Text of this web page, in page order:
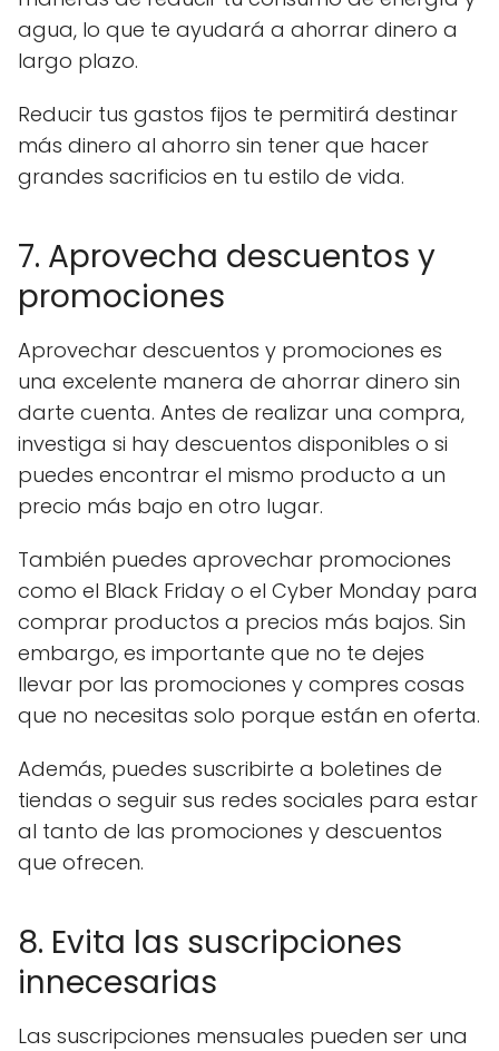
agua, lo que te ayudará a ahorrar dinero a
largo plazo.
Reducir tus gastos fijos te permitirá destinar
más dinero al ahorro sin tener que hacer
grandes sacrificios en tu estilo de vida.
7. Aprovecha descuentos y
promociones
Aprovechar descuentos y promociones es
una excelente manera de ahorrar dinero sin
darte cuenta. Antes de realizar una compra,
investiga si hay descuentos disponibles o si
puedes encontrar el mismo producto a un
precio más bajo en otro lugar.
También puedes aprovechar promociones
como el Black Friday o el Cyber Monday para
comprar productos a precios más bajos. Sin
embargo, es importante que no te dejes
llevar por las promociones y compres cosas
que no necesitas solo porque están en oferta.
Además, puedes suscribirte a boletines de
tiendas o seguir sus redes sociales para estar
al tanto de las promociones y descuentos
que ofrecen.
8. Evita las suscripciones
innecesarias
Las suscripciones mensuales pueden ser una